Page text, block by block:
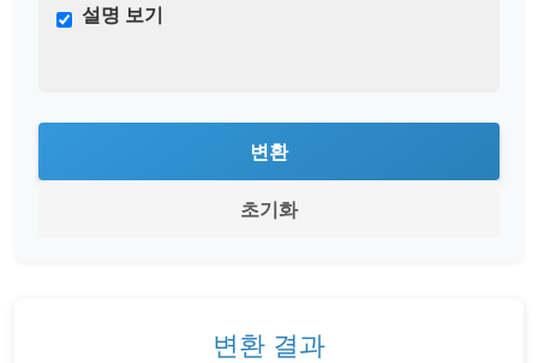
설명 보기
변환
초기화
변환 결과